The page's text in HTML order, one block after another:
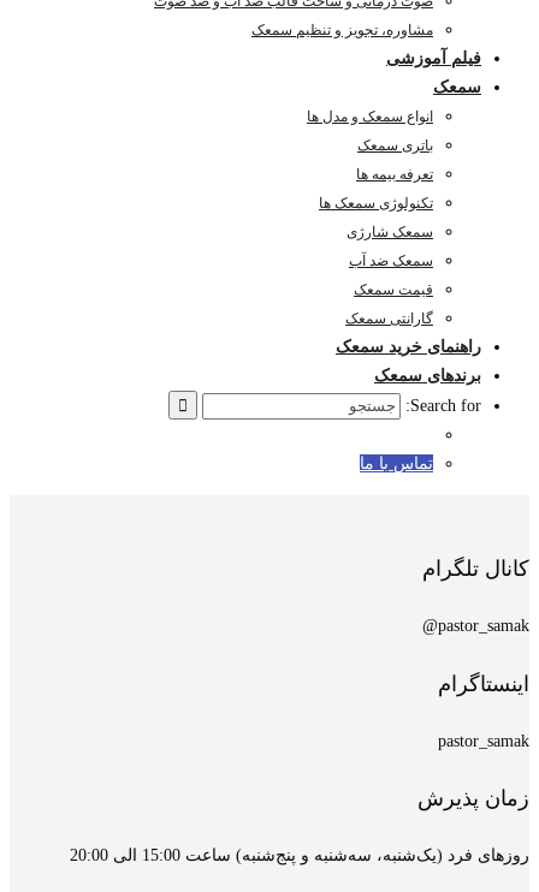
مشاوره، تجویز و تنظیم سمعک
فیلم آموزشی
سمعک
انواع سمعک و مدل ها
باتری سمعک
تعرفه بیمه ها
تکنولوژی سمعک ها
سمعک شارژی
سمعک ضد آب
قیمت سمعک
گارانتی سمعک
راهنمای خرید سمعک
برندهای سمعک
Search for:
تماس با ما
کانال تلگرام
pastor_samak@
اینستاگرام
pastor_samak
زمان پذیرش
روزهای فرد (یک‌شنبه، سه‌شنبه و پنج‌شنبه) ساعت 15:00 الی 20:00